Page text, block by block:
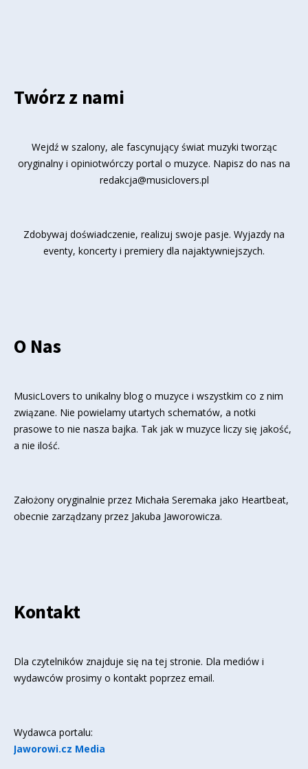
Twórz z nami
Wejdź w szalony, ale fascynujący świat muzyki tworząc
oryginalny i opiniotwórczy portal o muzyce. Napisz do nas na
redakcja@musiclovers.pl
Zdobywaj doświadczenie, realizuj swoje pasje. Wyjazdy na
eventy, koncerty i premiery dla najaktywniejszych.
O Nas
MusicLovers to unikalny blog o muzyce i wszystkim co z nim
związane. Nie powielamy utartych schematów, a notki
prasowe to nie nasza bajka. Tak jak w muzyce liczy się jakość,
a nie ilość.
Założony oryginalnie przez Michała Seremaka jako Heartbeat,
obecnie zarządzany przez Jakuba Jaworowicza.
Kontakt
Dla czytelników znajduje się na tej stronie. Dla mediów i
wydawców prosimy o kontakt poprzez email.
Wydawca portalu:
Jaworowi.cz Media